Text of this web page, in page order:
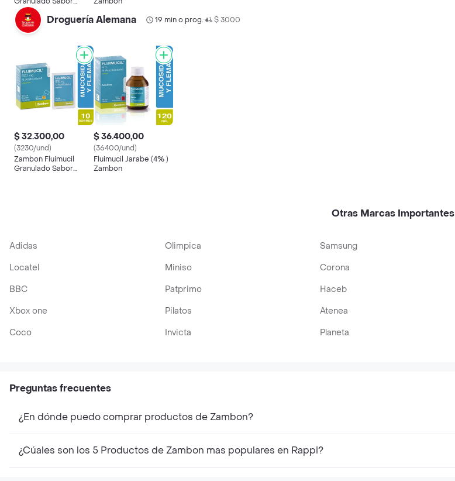
Naranja 600 mg
Droguería Alemana 19 min o prog.• $ 3000
$ 32.300,00
(3230/und)
Zambon Fluimucil
Granulado Sabor
$ 36.400,00
(36400/und)
Fluimucil Jarabe (4% )
Zambon
Otras Marcas Importantes
Adidas Olimpica Samsung
Locatel
Miniso Corona
BBC
Patprimo Haceb
Xbox one
Pilatos Atenea
Coco
Invicta Planeta
Preguntas frecuentes
¿En dónde puedo comprar productos de Zambon?
¿Cúales son los 5 Productos de Zambon mas populares en Rappi?